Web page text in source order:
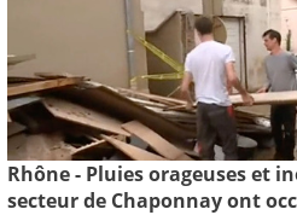
Rhône - Pluies orageuses et
secteur de Chaponnay ont